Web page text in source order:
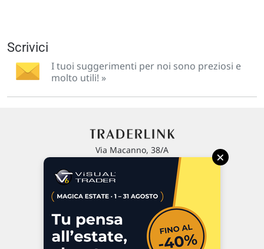
Scrivici
I tuoi suggerimenti per noi sono preziosi e
molto utili! »
Via Macanno, 38/A
P.IVA 02 452 460 401
Commenti e segnalazioni
Contattaci
×